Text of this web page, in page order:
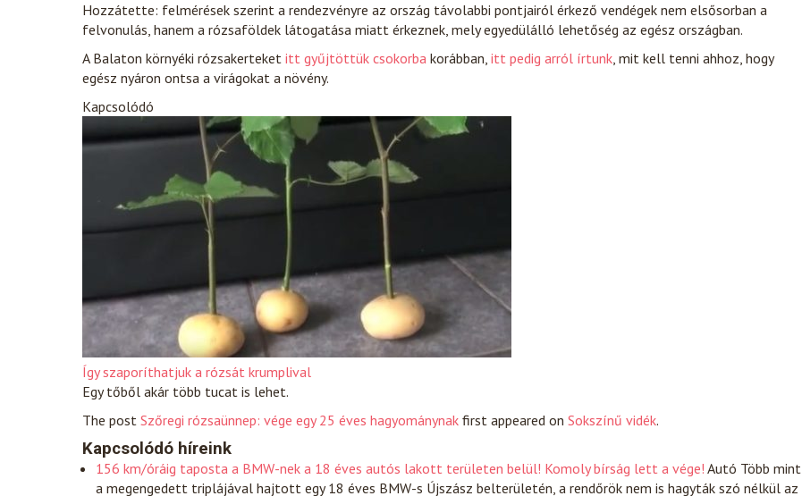
Hozzátette: felmérések szerint a rendezvényre az ország távolabbi pontjairól érkező vendégek nem elsősorban a
felvonulás, hanem a rózsaföldek látogatása miatt érkeznek, mely egyedülálló lehetőség az egész országban.
A Balaton környéki rózsakerteket itt gyűjtöttük csokorba korábban, itt pedig arról írtunk, mit kell tenni ahhoz, hogy
egész nyáron ontsa a virágokat a növény.
Kapcsolódó
Így szaporíthatjuk a rózsát krumplival
Egy tőből akár több tucat is lehet.
The post Szőregi rózsaünnep: vége egy 25 éves hagyománynak first appeared on Sokszínű vidék.
Kapcsolódó híreink
156 km/óráig taposta a BMW-nek a 18 éves autós lakott területen belül! Komoly bírság lett a vége! Autó Több mint
a megengedett triplájával hajtott egy 18 éves BMW-s Újszász belterületén, a rendőrök nem is hagyták szó nélkül az